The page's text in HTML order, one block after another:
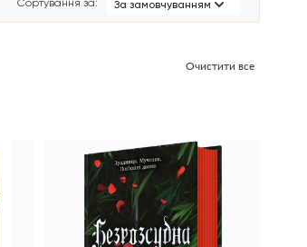
Сортування за: За замовчуванням
Очистити все